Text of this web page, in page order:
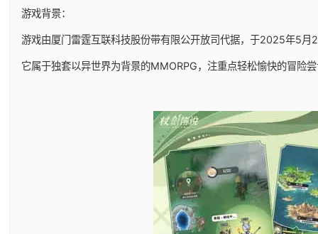
游戏背景：
游戏由厦门雷霆互联科技股份带有限公开放司代据，于2025年5
它属于独套以异世界为背景的MMORPG，注重点轻松愉快的冒险